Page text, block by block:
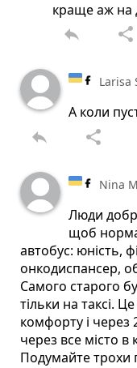
краще аж на
reply share
Larisa
А коли
reply share
Nina
Люди
щоб
автобус: юність,
онкодиспансер,
Самого старого
тільки на таксі.
комфорту і через
через все місто
Подумайте трохи